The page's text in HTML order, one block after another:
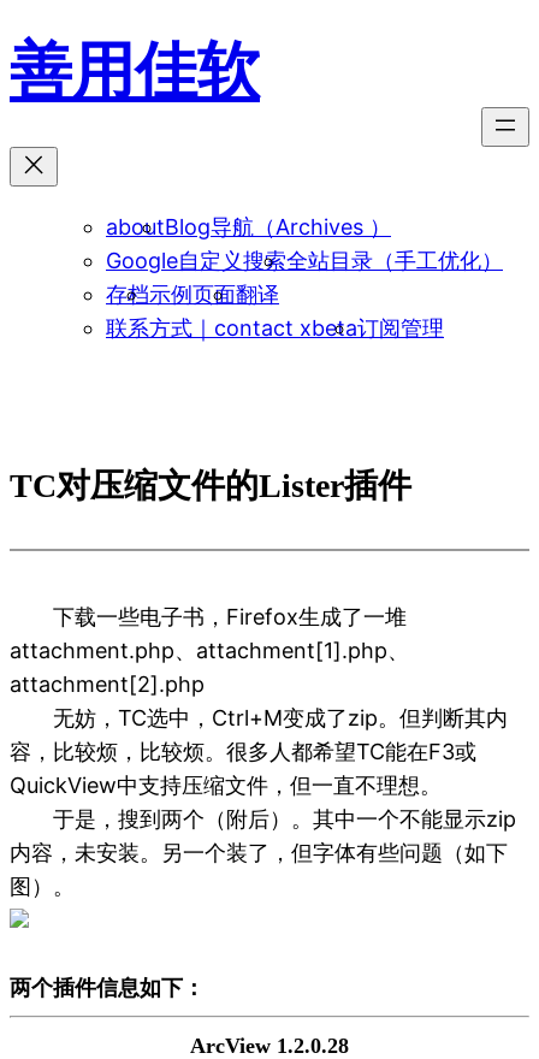
至
内
善用佳软
aboutBlog导航（Archives ）
Google自定义搜索全站目录（手工优化）
存档示例页面翻译
联系方式｜contact xbeta订阅管理
TC对压缩文件的Lister插件
下载一些电子书，Firefox生成了一堆
attachment.php、attachment[1].php、
attachment[2].php
无妨，TC选中，Ctrl+M变成了zip。但判断其内
容，比较烦，比较烦。很多人都希望TC能在F3或
QuickView中支持压缩文件，但一直不理想。
于是，搜到两个（附后）。其中一个不能显示zip
内容，未安装。另一个装了，但字体有些问题（如下
图）。
两个插件信息如下：
ArcView 1.2.0.28